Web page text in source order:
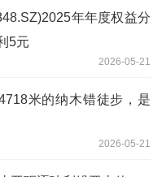
年年度权益分
5元
2026-05-21
米的纳木错徒步，是
2026-05-21